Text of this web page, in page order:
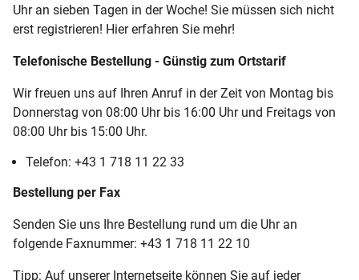
Uhr an sieben Tagen in der Woche! Sie müssen sich nicht
erst registrieren! Hier erfahren Sie mehr!
Telefonische Bestellung - Günstig zum Ortstarif
Wir freuen uns auf Ihren Anruf in der Zeit von Montag bis
Donnerstag von 08:00 Uhr bis 16:00 Uhr und Freitags von
08:00 Uhr bis 15:00 Uhr.
Telefon: +43 1 718 11 22 33
Bestellung per Fax
Senden Sie uns Ihre Bestellung rund um die Uhr an
folgende Faxnummer: +43 1 718 11 22 10
Tipp: Auf unserer Internetseite können Sie auf jeder